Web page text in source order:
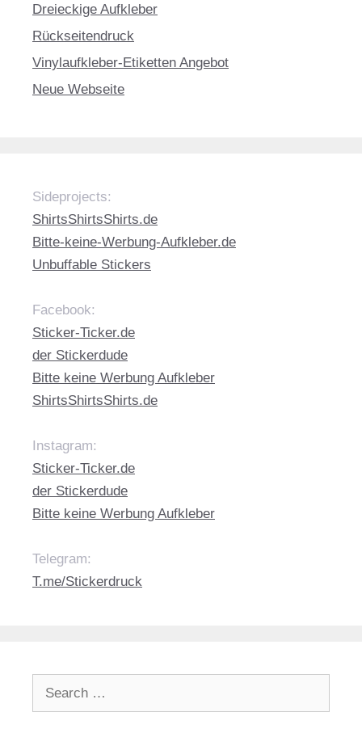
Dreieckige Aufkleber
Rückseitendruck
Vinylaufkleber-Etiketten Angebot
Neue Webseite
Sideprojects:
ShirtsShirtsShirts.de
Bitte-keine-Werbung-Aufkleber.de
Unbuffable Stickers
Facebook:
Sticker-Ticker.de
der Stickerdude
Bitte keine Werbung Aufkleber
ShirtsShirtsShirts.de
Instagram:
Sticker-Ticker.de
der Stickerdude
Bitte keine Werbung Aufkleber
Telegram:
T.me/Stickerdruck
Search